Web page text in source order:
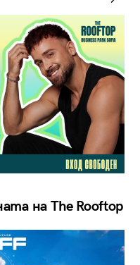
на The Rooftop